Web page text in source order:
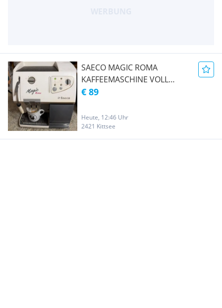
SAECO MAGIC ROMA
KAFFEEMASCHINE VOLL
FUNKTION, GEREINIGT UND
€ 89
Heute, 12:46 Uhr
2421 Kittsee